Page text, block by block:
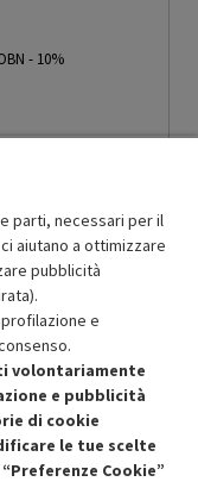
- 10%
parti, necessari per il
aiutano a ottimizzare
pubblicità
e
volontariamente
e pubblicità
di cookie
le tue scelte
Cookie”